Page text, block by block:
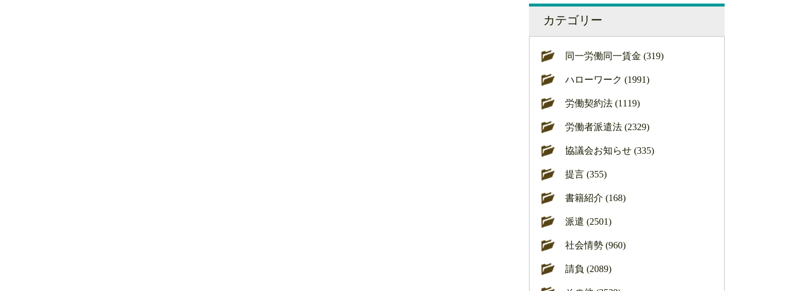
カテゴリー
同一労働同一賃金 (319)
ハローワーク (1991)
労働契約法 (1119)
労働者派遣法 (2329)
協議会お知らせ (335)
提言 (355)
書籍紹介 (168)
派遣 (2501)
社会情勢 (960)
請負 (2089)